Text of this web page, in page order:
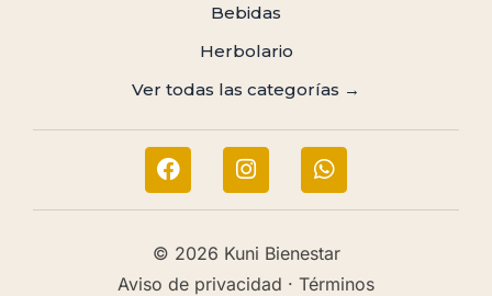
Bebidas
Herbolario
Ver todas las categorías →
© 2026 Kuni Bienestar
Aviso de privacidad · Términos